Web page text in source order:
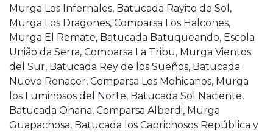
Murga Los Infernales, Batucada Rayito de Sol,
Murga Los Dragones, Comparsa Los Halcones,
Murga El Remate, Batucada Batuqueando, Escola
União da Serra, Comparsa La Tribu, Murga Vientos
del Sur, Batucada Rey de los Sueños, Batucada
Nuevo Renacer, Comparsa Los Mohicanos, Murga
los Luminosos del Norte, Batucada Sol Naciente,
Batucada Ohana, Comparsa Alberdi, Murga
Guapachosa, Batucada los Caprichosos República y